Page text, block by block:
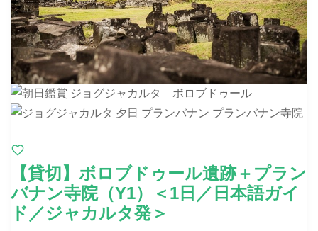
【貸切】ボロブドゥール遺跡＋プラン
バナン寺院（Y1）＜1日／日本語ガイ
ド／ジャカルタ発＞